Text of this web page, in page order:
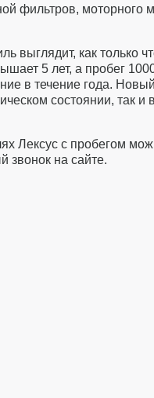
фильтров, моторного
выглядит, как только
5 лет, а пробег
в течение года.
состоянии, так и
Лексус с пробегом
звонок на сайте.